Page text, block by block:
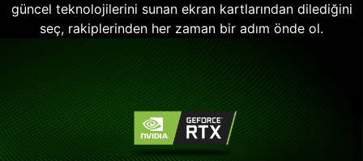
güncel teknolojilerini sunan ekran kartlarından dilediğini
seç, rakiplerinden her zaman bir adım önde ol.